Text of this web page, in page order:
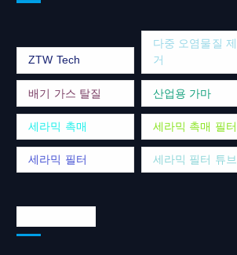
ZTW Tech
다중 오염물질 제
거
배기 가스 탈질 산업용 가마
세라믹 촉매 세라믹 촉매 필터
세라믹 필터 세라믹 필터 튜브